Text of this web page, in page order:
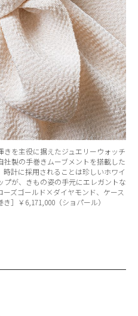
を主役に据えたジュエリーウォッチ
製の手巻きムーブメントを搭載した
計に採用されることは珍しいホワイ
プが、きもの姿の手元にエレガントな
ズゴールド×ダイヤモンド、ケース
］￥6,171,000（ショパール）